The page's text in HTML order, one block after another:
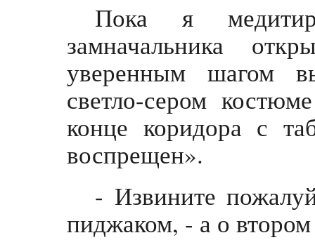
Пока я
замначальника
уверенным шагом
светло-сером
конце коридора с
воспрещен».
- Извините
пиджаком, - а о